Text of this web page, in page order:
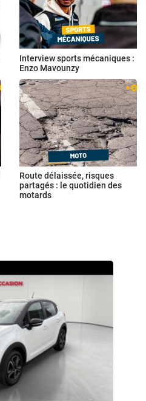
Interview sports mécaniques :
Enzo Mavounzy
Route délaissée, risques
partagés : le quotidien des
motards